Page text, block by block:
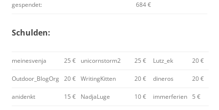
gespendet: 684 €
Schulden:
meinesvenja 25 € unicornstorm2 25 € Lutz_ek 20 €
Outdoor_BlogOrg 20 € WritingKitten 20 € dineros 20 €
anidenkt 15 € NadjaLuge 10 € immerferien 5 €